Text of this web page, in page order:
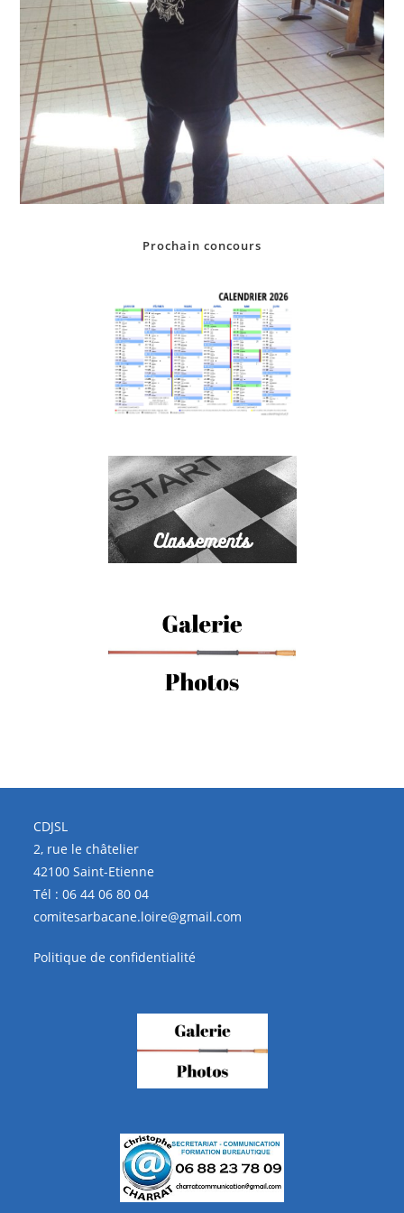
Prochain concours
CDJSL
2, rue le châtelier
42100 Saint-Etienne
Tél :06 44 06 80 04
comitesarbacane.loire@gmail.com
Politique de confidentialité